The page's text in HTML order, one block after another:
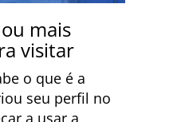
mais
visitar
o que é a
seu perfil no
a usar a